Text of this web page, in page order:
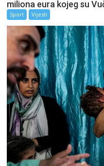
miliona eura kojeg su
Sport Vijesti